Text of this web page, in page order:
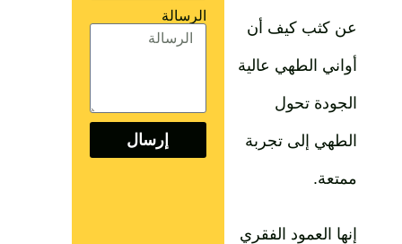
عن كثب كيف أن
أواني الطهي عالية
الجودة تحول
الطهي إلى تجربة
ممتعة.
إنها العمود الفقري
الرسالة
إرسال